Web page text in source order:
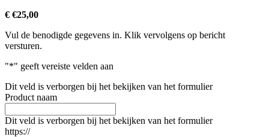
€ €25,00
Vul de benodigde gegevens in. Klik vervolgens op bericht
versturen.
"*" geeft vereiste velden aan
Dit veld is verborgen bij het bekijken van het formulier
Product naam
Dit veld is verborgen bij het bekijken van het formulier
https://